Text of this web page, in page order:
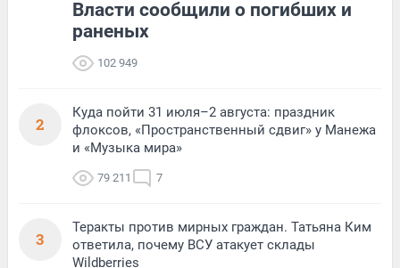
Власти сообщили о погибших и
раненых
102 949
2
Куда пойти 31 июля–2 августа: праздник
флоксов, «Пространственный сдвиг» у Манежа
и «Музыка мира»
79 211 7
3
Теракты против мирных граждан. Татьяна Ким
ответила, почему ВСУ атакует склады
Wildberries